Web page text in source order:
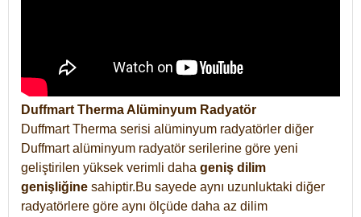
Duffmart Therma Alüminyum Radyatör
Duffmart Therma serisi alüminyum radyatörler diğer
Duffmart alüminyum radyatör serilerine göre yeni
geliştirilen yüksek verimli daha geniş dilim
genişliğine sahiptir.Bu sayede aynı uzunluktaki diğer
radyatörlere göre aynı ölçüde daha az dilim